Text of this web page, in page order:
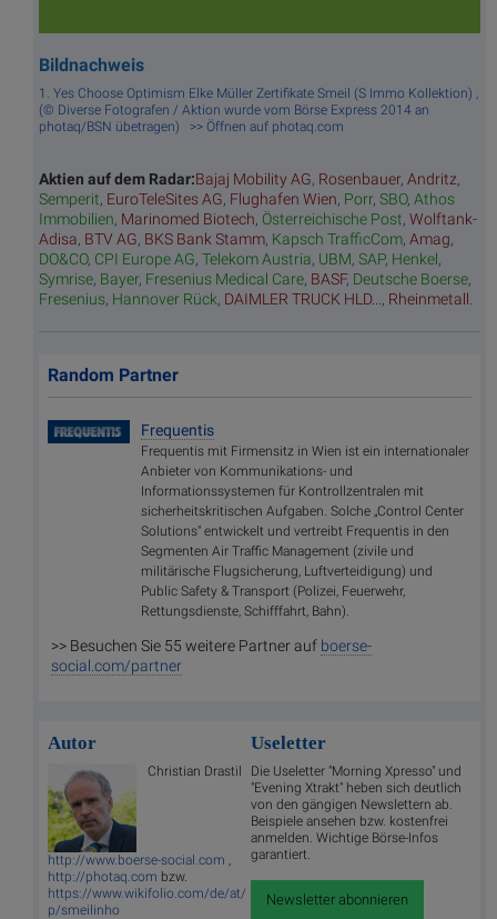
Bildnachweis
1. Yes Choose Optimism Elke Müller Zertifikate Smeil (S Immo Kollektion) ,
(© Diverse Fotografen / Aktion wurde vom Börse Express 2014 an
photaq/BSN übetragen) >> Öffnen auf photaq.com
Aktien auf dem Radar:Bajaj Mobility AG, Rosenbauer, Andritz,
Semperit, EuroTeleSites AG, Flughafen Wien, Porr, SBO, Athos
Immobilien, Marinomed Biotech, Österreichische Post, Wolftank-
Adisa, BTV AG, BKS Bank Stamm, Kapsch TrafficCom, Amag,
DO&CO, CPI Europe AG, Telekom Austria, UBM, SAP, Henkel,
Symrise, Bayer, Fresenius Medical Care, BASF, Deutsche Boerse,
Fresenius, Hannover Rück, DAIMLER TRUCK HLD... , Rheinmetall
Random Partner
Frequentis
Frequentis mit Firmensitz in Wien ist ein internationaler
Anbieter von Kommunikations- und
Informationssystemen für Kontrollzentralen mit
sicherheitskritischen Aufgaben. Solche „Control Center
Solutions" entwickelt und vertreibt Frequentis in den
Segmenten Air Traffic Management (zivile und
militärische Flugsicherung, Luftverteidigung) und
Public Safety & Transport (Polizei, Feuerwehr,
Rettungsdienste, Schifffahrt, Bahn).
>> Besuchen Sie 55 weitere Partner auf boerse-
social.com/partner
Autor
Christian Drastil
http://www.boerse-social.com
http://photaq.com bzw.
https://www.wikifolio.com/de/at/
p/smeilinho
Useletter
Die Useletter "Morning Xpresso" und
"Evening Xtrakt" heben sich deutlich
von den gängigen Newslettern ab.
Beispiele ansehen bzw. kostenfrei
anmelden. Wichtige Börse-Infos
garantiert.
Newsletter abonnieren